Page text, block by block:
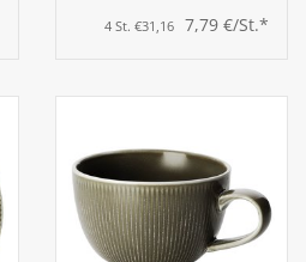
4 St. €31,16 7,79 €/St.*